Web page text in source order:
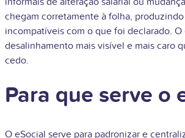
chegam corretamente à folha,
incompatíveis com o que foi declarado. O
desalinhamento mais visível e mais caro
cedo.
Para que serve o
O eSocial serve para padronizar e